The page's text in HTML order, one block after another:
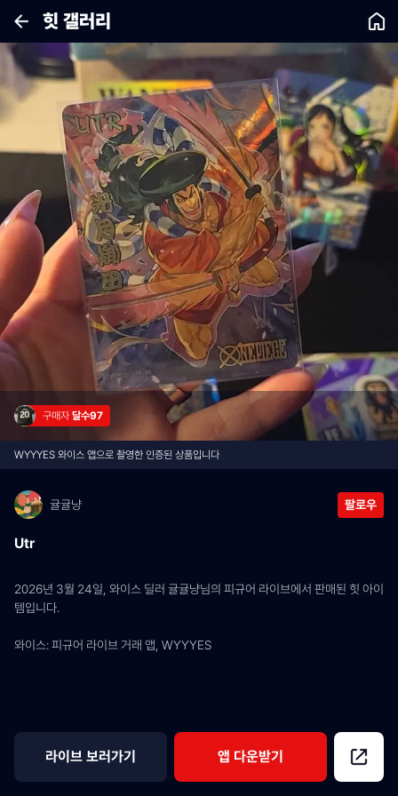
힛 갤러리
구매자 달수97
WYYYES 와이스 앱으로 촬영한 인증된 상품입니다
귤귤냥 팔로우
Utr
2026년 3월 24일, 와이스 딜러 귤귤냥님의 피규어 라이브에서 판매된 힛 아이
템입니다.
와이스: 피규어 라이브 거래 앱, WYYYES
라이브 보러가기 앱 다운받기